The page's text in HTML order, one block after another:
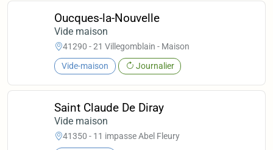
Oucques-la-Nouvelle
Vide maison
41290 - 21 Villegomblain - Maison
Vide-maison Journalier
Saint Claude De Diray
Vide maison
41350 - 11 impasse Abel Fleury